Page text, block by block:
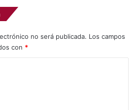
no será publicada. Los campos
con *